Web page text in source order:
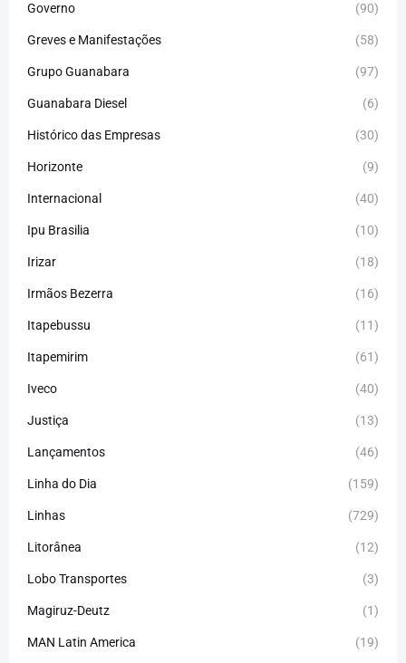
Governo (90)
Greves e Manifestações (58)
Grupo Guanabara (97)
Guanabara Diesel (6)
Histórico das Empresas (30)
Horizonte (9)
Internacional (40)
Ipu Brasilia (10)
Irizar (18)
Irmãos Bezerra (16)
Itapebussu (11)
Itapemirim (61)
Iveco (40)
Justiça (13)
Lançamentos (46)
Linha do Dia (159)
Linhas (729)
Litorânea (12)
Lobo Transportes (3)
Magiruz-Deutz (1)
MAN Latin America (19)